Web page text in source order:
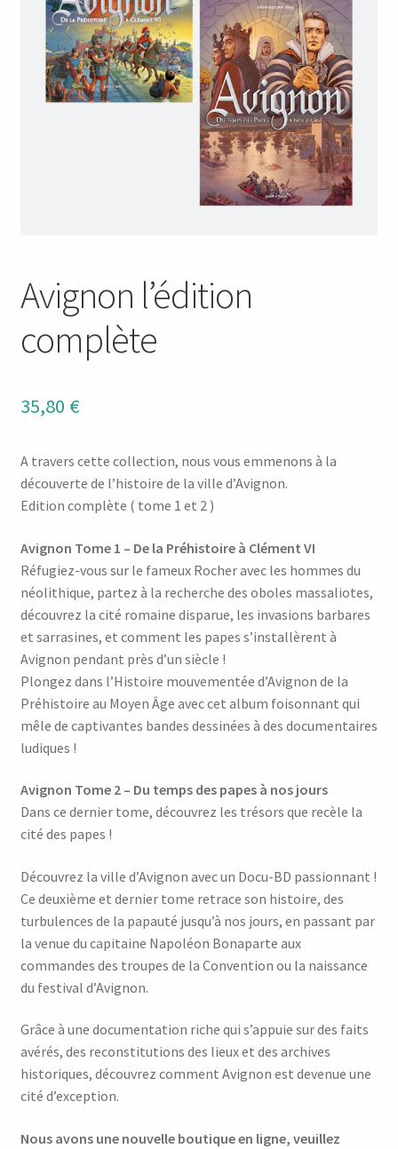
Avignon l’édition
complète
35,80 €
A travers cette collection, nous vous emmenons à la
découverte de l’histoire de la ville d’Avignon.
Edition complète ( tome 1 et 2 )
Avignon Tome 1 – De la Préhistoire à Clément VI
Réfugiez-vous sur le fameux Rocher avec les hommes du
néolithique, partez à la recherche des oboles massaliotes,
découvrez la cité romaine disparue, les invasions barbares
et sarrasines, et comment les papes s’installèrent à
Avignon pendant près d’un siècle !
Plongez dans l’Histoire mouvementée d’Avignon de la
Préhistoire au Moyen Âge avec cet album foisonnant qui
mêle de captivantes bandes dessinées à des documentaires
ludiques !
Avignon Tome 2 – Du temps des papes à nos jours
Dans ce dernier tome, découvrez les trésors que recèle la
cité des papes !
Découvrez la ville d’Avignon avec un Docu-BD passionnant !
Ce deuxième et dernier tome retrace son histoire, des
turbulences de la papauté jusqu’à nos jours, en passant par
la venue du capitaine Napoléon Bonaparte aux
commandes des troupes de la Convention ou la naissance
du festival d’Avignon.
Grâce à une documentation riche qui s’appuie sur des faits
avérés, des reconstitutions des lieux et des archives
historiques, découvrez comment Avignon est devenue une
cité d’exception.
Nous avons une nouvelle boutique en ligne, veuillez